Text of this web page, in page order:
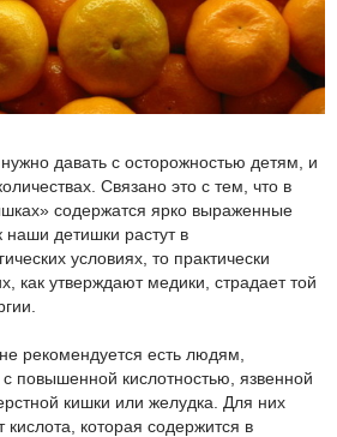
давать с осторожностью детям, и
Связано это с тем, что в
содержатся ярко выраженные
наши детишки растут в
условиях, то практически
как утверждают медики, страдает той
рекомендуется есть людям,
повышенной кислотностью, язвенной
кишки или желудка. Для них
кислота, которая содержится в